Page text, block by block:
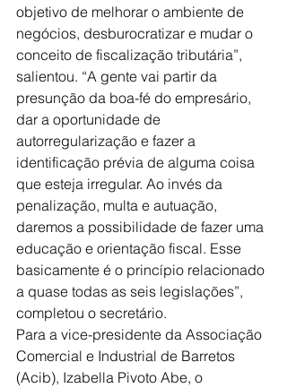
objetivo de melhorar o ambiente de
negócios, desburocratizar e mudar o
conceito de fiscalização tributária”,
salientou. “A gente vai partir da
presunção da boa-fé do empresário,
dar a oportunidade de
autorregularização e fazer a
identificação prévia de alguma coisa
que esteja irregular. Ao invés da
penalização, multa e autuação,
daremos a possibilidade de fazer uma
educação e orientação fiscal. Esse
basicamente é o princípio relacionado
a quase todas as seis legislações”,
completou o secretário.
Para a vice-presidente da Associação
Comercial e Industrial de Barretos
(Acib), Izabella Pivoto Abe, o